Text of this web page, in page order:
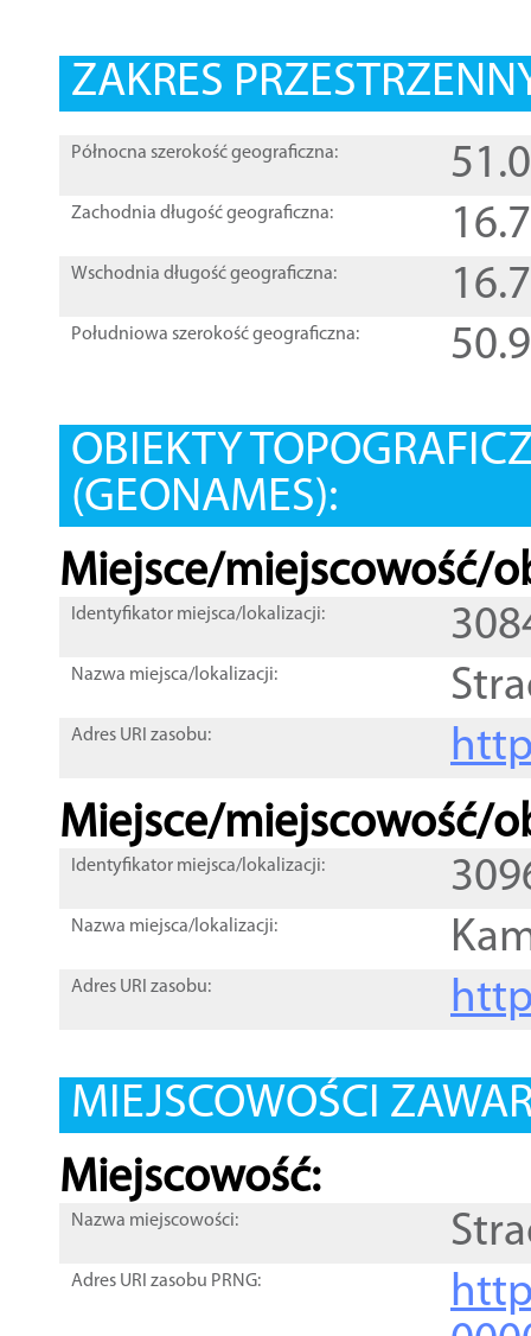
ZAKRES
Północna szerokość geograficzna:
Zachodnia długość geograficzna:
Wschodnia długość geograficzna:
Południowa szerokość geograficzna:
OBIEKTY
(GEONAMES):
Miejsce/miejscowość/
Identyfikator miejsca/lokalizacji:
Nazwa miejsca/lokalizacji:
Adres URI zasobu:
Miejsce/miejscowość/
Identyfikator miejsca/lokalizacji:
Nazwa miejsca/lokalizacji:
Adres URI zasobu:
MIEJSCOWOŚCI
Miejscowość:
Nazwa miejscowości:
Adres URI zasobu PRNG: